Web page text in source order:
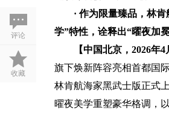
评论
收藏
· 作为限量臻品，林
学”特性，诠释出“曜夜加
【中国北京，2026年4
旗下焕新阵容亮相首都国
林肯航海家黑武士版正式
曜夜美学重塑豪华格调，